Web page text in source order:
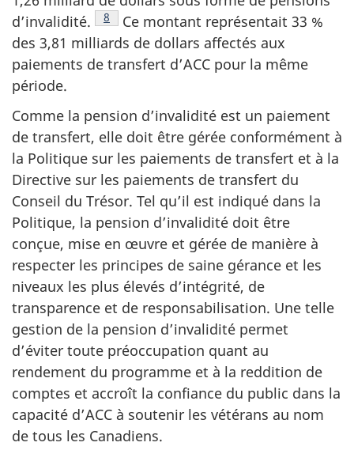
d’invalidité.
Voir la note en bas de page
8
Ce montant représentait 33 %
des 3,81 milliards de dollars affectés aux
paiements de transfert d’ACC pour la même
période.
Comme la pension d’invalidité est un paiement
de transfert, elle doit être gérée conformément à
la Politique sur les paiements de transfert et à la
Directive sur les paiements de transfert du
Conseil du Trésor. Tel qu’il est indiqué dans la
Politique, la pension d’invalidité doit être
conçue, mise en œuvre et gérée de manière à
respecter les principes de saine gérance et les
niveaux les plus élevés d’intégrité, de
transparence et de responsabilisation. Une telle
gestion de la pension d’invalidité permet
d’éviter toute préoccupation quant au
rendement du programme et à la reddition de
comptes et accroît la confiance du public dans la
capacité d’ACC à soutenir les vétérans au nom
de tous les Canadiens.